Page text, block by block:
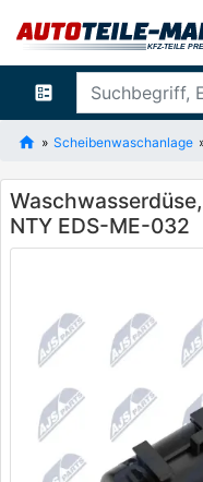
ballot
Scheibenwaschanlage
NTY EDS-ME-032